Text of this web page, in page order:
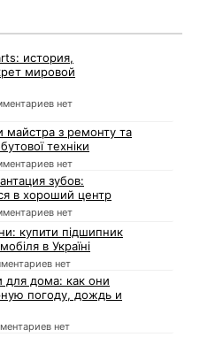
история,
мировой
нет
майстра з ремонту та
техніки
нет
зубов:
в хороший центр
нет
купити підшипник
в Україні
нет
дома: как они
погоду, дождь и
нет